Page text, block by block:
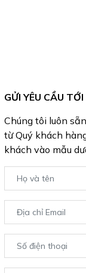
GỬI YÊU CẦU
Chúng tôi luôn
từ Quý khách
khách vào mẫu